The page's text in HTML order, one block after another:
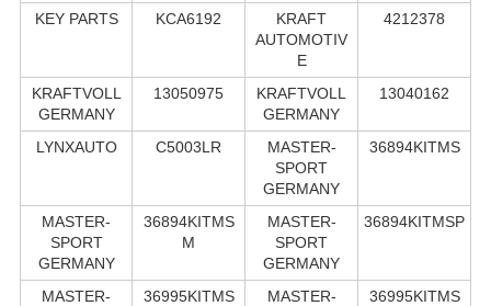
KEY PARTS
KCA6192
KRAFT
AUTOMOTIV
E
4212378
KRAFTVOLL
GERMANY
13050975
KRAFTVOLL
GERMANY
13040162
LYNXAUTO C5003LR
MASTER-
SPORT
GERMANY
36894KITMS
MASTER-
SPORT
GERMANY
36894KITMS
M
MASTER-
SPORT
GERMANY
36894KITMSP
MASTER-
36995KITMS
MASTER-
36995KITMS